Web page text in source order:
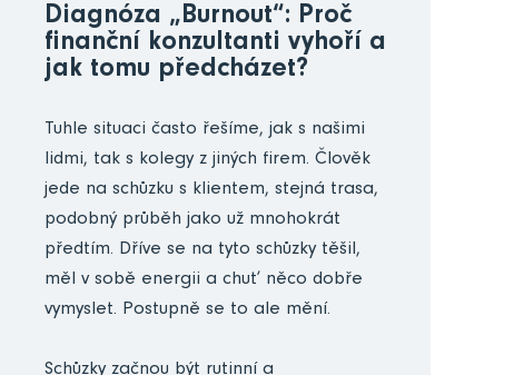
Diagnóza „Burnout“: Proč
finanční konzultanti vyhoří a
jak tomu předcházet?
Tuhle situaci často řešíme, jak s našimi
lidmi, tak s kolegy z jiných firem. Člověk
jede na schůzku s klientem, stejná trasa,
podobný průběh jako už mnohokrát
předtím. Dříve se na tyto schůzky těšil,
měl v sobě energii a chuť něco dobře
vymyslet. Postupně se to ale mění.
Schůzky začnou být rutinní a